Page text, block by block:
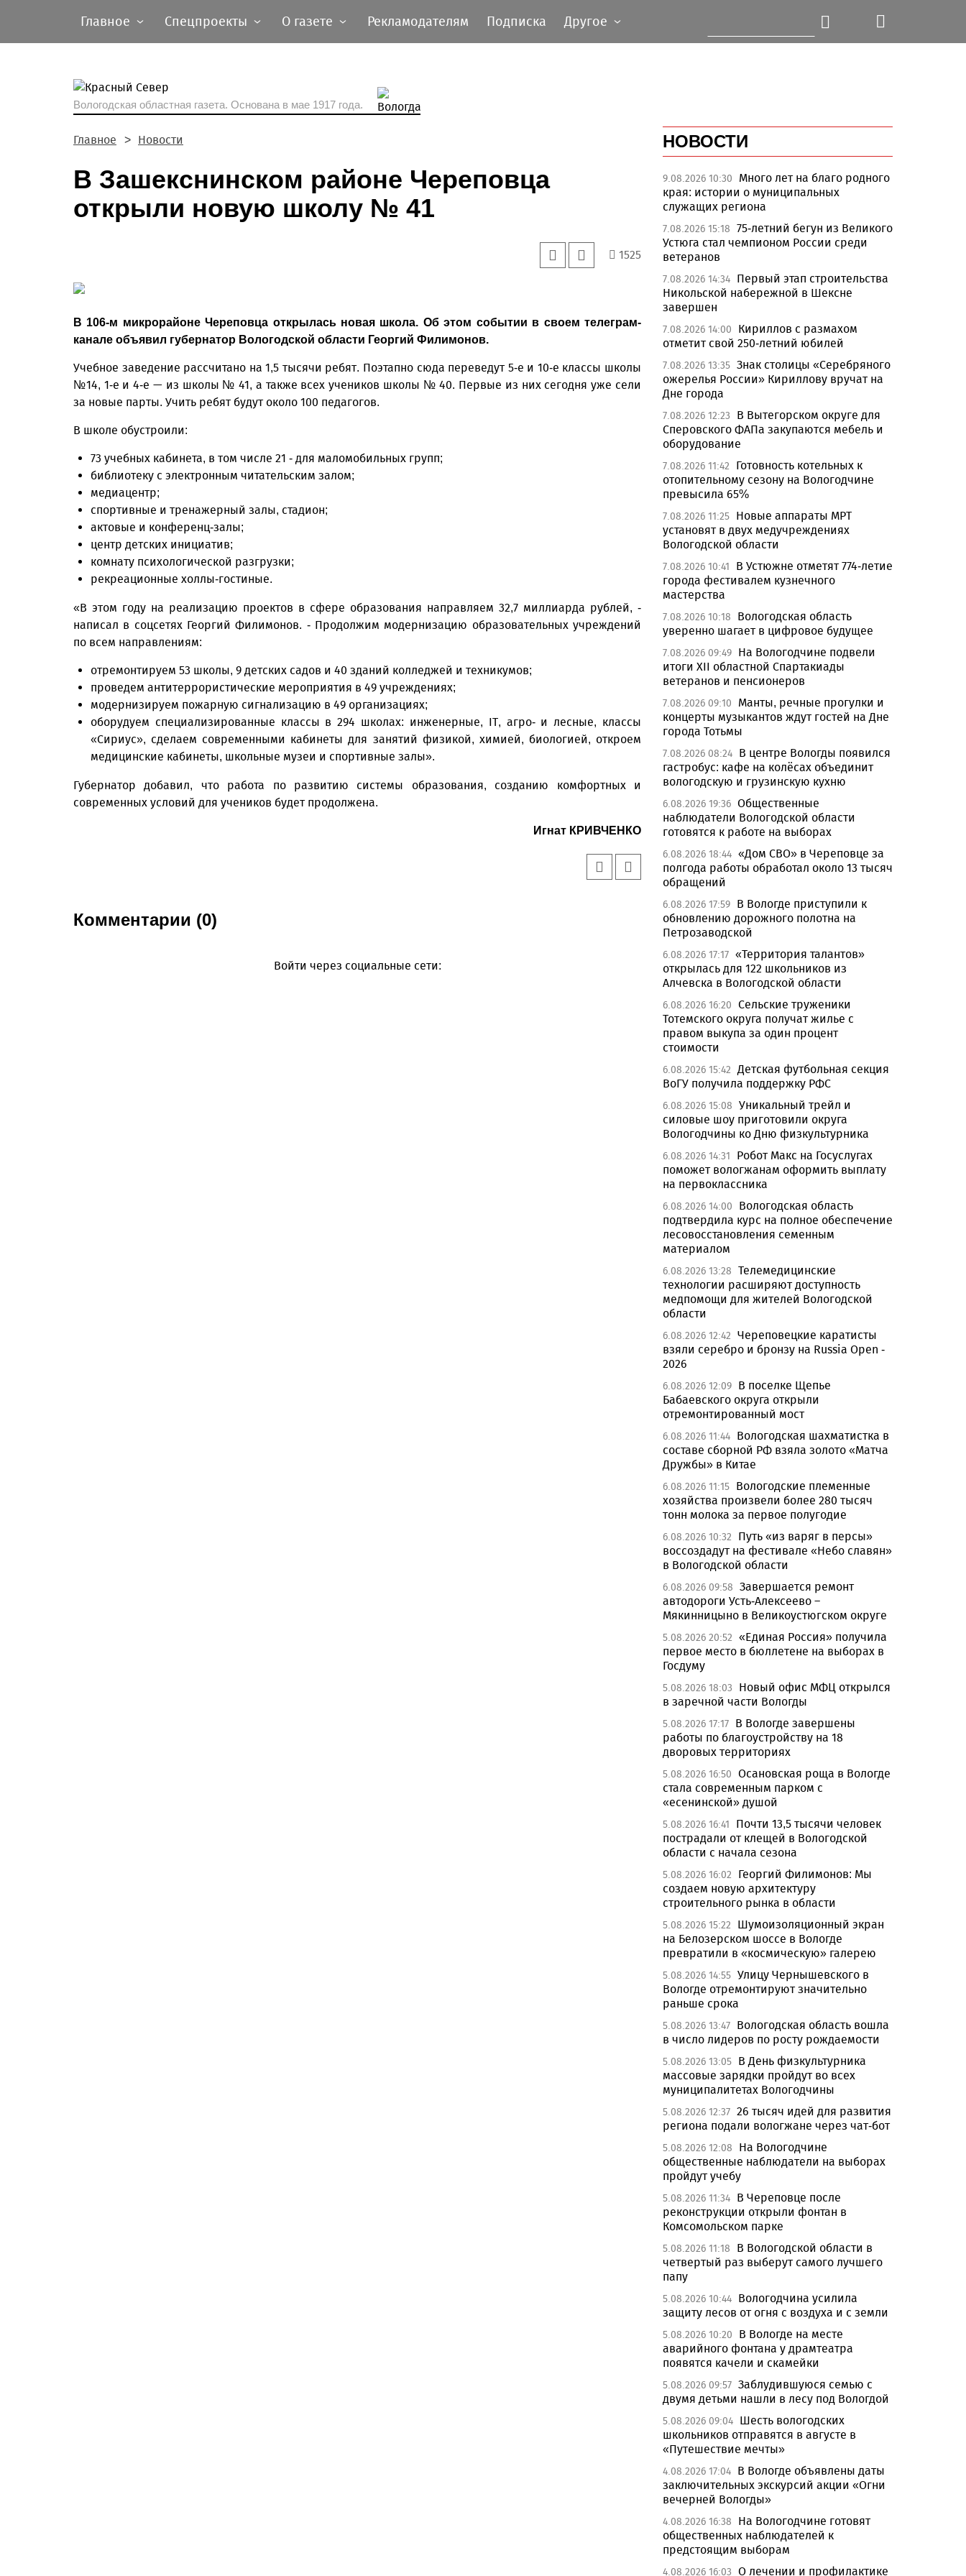
Главное Спецпроекты О газете Рекламодателям Подписка Другое
Вологодская областная газета. Основана в мае 1917 года.
Главное Новости
В Зашекснинском районе Череповца
открыли новую школу № 41
1525
В 106-м микрорайоне Череповца открылась новая школа. Об этом событии в своем телеграм-
канале объявил губернатор Вологодской области Георгий Филимонов.
Учебное заведение рассчитано на 1,5 тысячи ребят. Поэтапно сюда переведут 5-е и 10-е классы школы
№14, 1-е и 4-е — из школы № 41, а также всех учеников школы № 40. Первые из них сегодня уже сели
за новые парты. Учить ребят будут около 100 педагогов.
В школе обустроили:
73 учебных кабинета, в том числе 21 - для маломобильных групп;
библиотеку с электронным читательским залом;
медиацентр;
спортивные и тренажерный залы, стадион;
актовые и конференц-залы;
центр детских инициатив;
комнату психологической разгрузки;
рекреационные холлы-гостиные.
«В этом году на реализацию проектов в сфере образования направляем 32,7 миллиарда рублей, -
написал в соцсетях Георгий Филимонов. - Продолжим модернизацию образовательных учреждений
по всем направлениям:
отремонтируем 53 школы, 9 детских садов и 40 зданий колледжей и техникумов;
проведем антитеррористические мероприятия в 49 учреждениях;
модернизируем пожарную сигнализацию в 49 организациях;
оборудуем специализированные классы в 294 школах: инженерные, IT, агро- и лесные, классы
«Сириус», сделаем современными кабинеты для занятий физикой, химией, биологией, откроем
медицинские кабинеты, школьные музеи и спортивные залы».
Губернатор добавил, что работа по развитию системы образования, созданию комфортных и
современных условий для учеников будет продолжена.
Игнат КРИВЧЕНКО
Комментарии (0)
Войти через социальные сети:
НОВОСТИ
9.08.2026 10:30
Много лет на благо родного
края: истории о муниципальных
служащих региона
7.08.2026 15:18 75-летний бегун из Великого
Устюга стал чемпионом России среди
ветеранов
7.08.2026 14:34 Первый этап строительства
Никольской набережной в Шексне
завершен
7.08.2026 14:00
Кириллов с размахом
отметит свой 250-летний юбилей
7.08.2026 13:35 Знак столицы «Серебряного
ожерелья России» Кириллову вручат на
Дне города
7.08.2026 12:23
В Вытегорском округе для
Сперовского ФАПа закупаются мебель и
оборудование
7.08.2026 11:42
Готовность котельных к
отопительному сезону на Вологодчине
превысила 65%
7.08.2026 11:25 Новые аппараты МРТ
установят в двух медучреждениях
Вологодской области
7.08.2026 10:41
В Устюжне отметят 774-летие
города фестивалем кузнечного
мастерства
7.08.2026 10:18
Вологодская область
уверенно шагает в цифровое будущее
7.08.2026 09:49 На Вологодчине подвели
итоги XII областной Спартакиады
ветеранов и пенсионеров
7.08.2026 09:10
Манты, речные прогулки и
концерты музыкантов ждут гостей на Дне
города Тотьмы
7.08.2026 08:24 В центре Вологды появился
гастробус: кафе на колёсах объединит
вологодскую и грузинскую кухню
6.08.2026 19:36 Общественные
наблюдатели Вологодской области
готовятся к работе на выборах
6.08.2026 18:44 «Дом СВО» в Череповце за
полгода работы обработал около 13 тысяч
обращений
6.08.2026 17:59 В Вологде приступили к
обновлению дорожного полотна на
Петрозаводской
6.08.2026 17:17 «Территория талантов»
открылась для 122 школьников из
Алчевска в Вологодской области
6.08.2026 16:20 Сельские труженики
Тотемского округа получат жилье с
правом выкупа за один процент
стоимости
6.08.2026 15:42 Детская футбольная секция
ВоГУ получила поддержку РФС
6.08.2026 15:08 Уникальный трейл и
силовые шоу приготовили округа
Вологодчины ко Дню физкультурника
6.08.2026 14:31
Робот Макс на Госуслугах
поможет вологжанам оформить выплату
на первоклассника
6.08.2026 14:00
Вологодская область
подтвердила курс на полное обеспечение
лесовосстановления семенным
материалом
6.08.2026 13:28 Телемедицинские
технологии расширяют доступность
медпомощи для жителей Вологодской
области
6.08.2026 12:42 Череповецкие каратисты
взяли серебро и бронзу на Russia Open -
2026
6.08.2026 12:09 В поселке Щепье
Бабаевского округа открыли
отремонтированный мост
6.08.2026 11:44 Вологодская шахматистка в
составе сборной РФ взяла золото «Матча
Дружбы» в Китае
6.08.2026 11:15 Вологодские племенные
хозяйства произвели более 280 тысяч
тонн молока за первое полугодие
6.08.2026 10:32
Путь «из варяг в персы»
воссоздадут на фестивале «Небо славян»
в Вологодской области
6.08.2026 09:58 Завершается ремонт
автодороги Усть-Алексеево –
Мякинницыно в Великоустюгском округе
5.08.2026 20:52 «Единая Россия» получила
первое место в бюллетене на выборах в
Госдуму
5.08.2026 18:03
Новый офис МФЦ открылся
в заречной части Вологды
5.08.2026 17:17 В Вологде завершены
работы по благоустройству на 18
дворовых территориях
5.08.2026 16:50 Осановская роща в Вологде
стала современным парком с
«есенинской» душой
5.08.2026 16:41
Почти 13,5 тысячи человек
пострадали от клещей в Вологодской
области с начала сезона
5.08.2026 16:02
Георгий Филимонов: Мы
создаем новую архитектуру
строительного рынка в области
5.08.2026 15:22
Шумоизоляционный экран
на Белозерском шоссе в Вологде
превратили в «космическую» галерею
5.08.2026 14:55 Улицу Чернышевского в
Вологде отремонтируют значительно
раньше срока
5.08.2026 13:47 Вологодская область вошла
в число лидеров по росту рождаемости
5.08.2026 13:05 В День физкультурника
массовые зарядки пройдут во всех
муниципалитетах Вологодчины
5.08.2026 12:37 26 тысяч идей для развития
региона подали вологжане через чат-бот
5.08.2026 12:08
На Вологодчине
общественные наблюдатели на выборах
пройдут учебу
5.08.2026 11:34 В Череповце после
реконструкции открыли фонтан в
Комсомольском парке
5.08.2026 11:18
В Вологодской области в
четвертый раз выберут самого лучшего
папу
5.08.2026 10:44 Вологодчина усилила
защиту лесов от огня с воздуха и с земли
5.08.2026 10:20
В Вологде на месте
аварийного фонтана у драмтеатра
появятся качели и скамейки
5.08.2026 09:57 Заблудившуюся семью с
двумя детьми нашли в лесу под Вологдой
5.08.2026 09:04 Шесть вологодских
школьников отправятся в августе в
«Путешествие мечты»
4.08.2026 17:04 В Вологде объявлены даты
заключительных экскурсий акции «Огни
вечерней Вологды»
4.08.2026 16:38
На Вологодчине готовят
общественных наблюдателей к
предстоящим выборам
4.08.2026 16:03 О лечении и профилактике